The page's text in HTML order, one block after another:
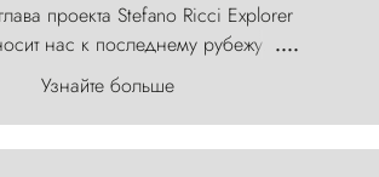
проекта Stefano Ricci Explorer
нас к последнему рубежу
мира, где ветер с
яростью ваяет ландшафт, а пики
Пайне, словно каменные стражи,
....
Узнайте больше